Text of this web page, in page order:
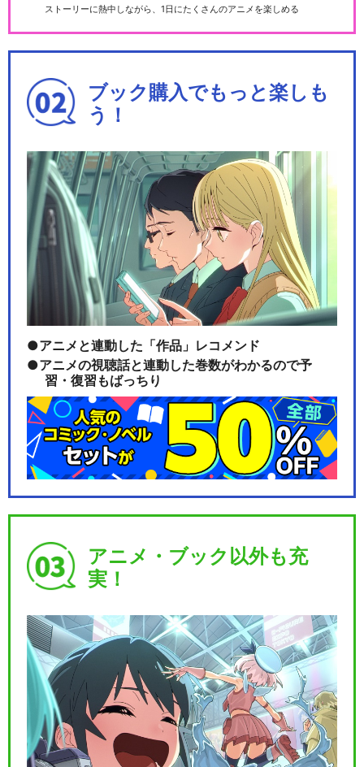
ストーリーに熱中しながら、1日にたくさんのアニメを楽しめる
ブック購入でもっと楽しも
う！
アニメと連動した「作品」レコメンド
アニメの視聴話と連動した巻数がわかるので予
習・復習もばっちり
アニメ・ブック以外も充
実！